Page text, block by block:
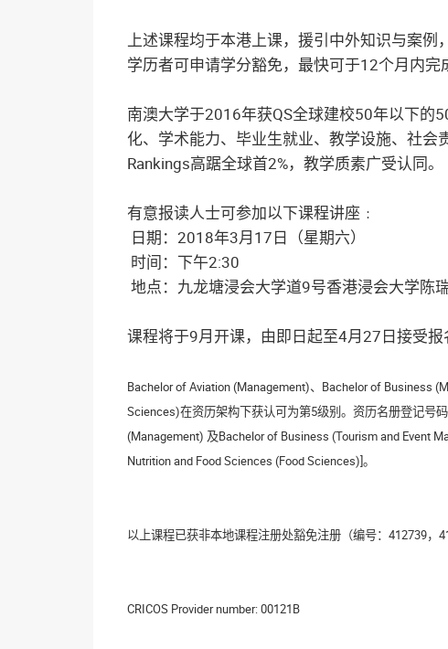
上述课程均于本港上课，援引中外知识与案
学历者可申请学分豁免，最快可于12个月内完
南澳大学于2016年获QS全球建校50年以下的
化、学术能力、毕业生就业、教学设施、社
Rankings高踞全球首2%，教学质素广受认同。
有意报读人士可参加以下课程讲座﹕
日期：2018年3月17日（星期六）
时间：下午2:30
地点：九龙塘浸会大学道9号香港浸会大学陈
课程将于9月开课，由即日起至4月27日接受
Bachelor of Aviation (Management)、Bachelor of Business
Sciences)在资历架构下获认可为第5级别。资历名册登记号
(Management) 及Bachelor of Business (Tourism and Event
Nutrition and Food Sciences (Food Sciences)]。
以上课程已获非本地课程注册处豁免注册（编号：412739，
CRICOS Provider number: 00121B